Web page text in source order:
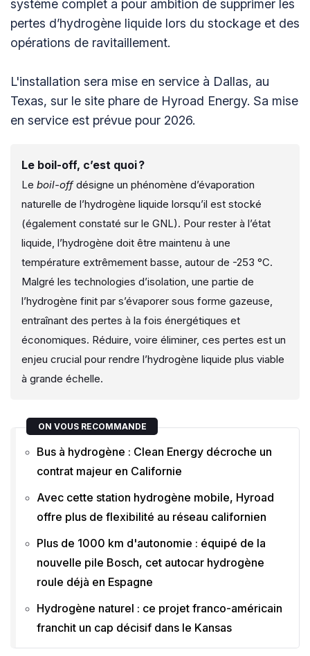
système complet a pour ambition de supprimer les
pertes d’hydrogène liquide lors du stockage et des
opérations de ravitaillement.
L'installation sera mise en service à Dallas, au
Texas, sur le site phare de Hyroad Energy. Sa mise
en service est prévue pour 2026.
Le boil-off, c’est quoi ?
Le boil-offdésigne un phénomène d’évaporation
naturelle de l’hydrogène liquide lorsqu’il est stocké
(également constaté sur le GNL). Pour rester à l’état
liquide, l’hydrogène doit être maintenu à une
température extrêmement basse, autour de -253 °C.
Malgré les technologies d’isolation, une partie de
l’hydrogène finit par s’évaporer sous forme gazeuse,
entraînant des pertes à la fois énergétiques et
économiques. Réduire, voire éliminer, ces pertes est un
enjeu crucial pour rendre l’hydrogène liquide plus viable
à grande échelle.
ON VOUS RECOMMANDE
Bus à hydrogène : Clean Energy décroche un
contrat majeur en Californie
Avec cette station hydrogène mobile, Hyroad
offre plus de flexibilité au réseau californien
Plus de 1000 km d'autonomie : équipé de la
nouvelle pile Bosch, cet autocar hydrogène
roule déjà en Espagne
Hydrogène naturel : ce projet franco-américain
franchit un cap décisif dans le Kansas